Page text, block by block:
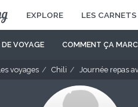
EXPLORE LES
DE VOYAGE COMMENT ÇA
voyages Chili Journée repas